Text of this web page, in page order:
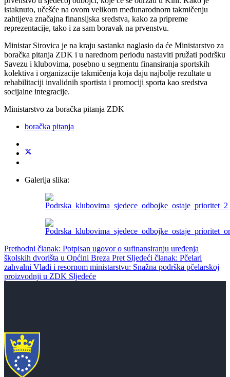
istaknuto, učešće na ovom velikom međunarodnom takmičenju
zahtijeva značajna finansijska sredstva, kako za pripreme
reprezentacije, tako i za sam boravak na prvenstvu.
Ministar Sirovica je na kraju sastanka naglasio da će Ministarstvo za
boračka pitanja ZDK i u narednom periodu nastaviti pružati podršku
Savezu i klubovima, posebno u segmentu finansiranja sportskih
kolektiva i organizacije takmičenja koja daju najbolje rezultate u
rehabilitaciji invalidnih sportista i promociji sporta kao sredstva
socijalne integracije.
Ministarstvo za boračka pitanja ZDK
boračka pitanja
Galerija slika:
Prethodni članak: Potpisan ugovor o sufinansiranju uređenja
školskih dvorišta u Općini Breza Pret Sljedeći članak: Pčelari
zahvalni Vladi i resornom ministarstvu: Snažna podrška pčelarskoj
proizvodnji u ZDK Sljedeće